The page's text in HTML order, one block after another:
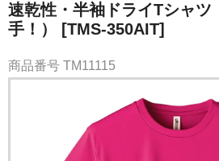
速乾性・半袖ドライTシャツ
手！） [TMS-350AIT]
商品番号 TM11115